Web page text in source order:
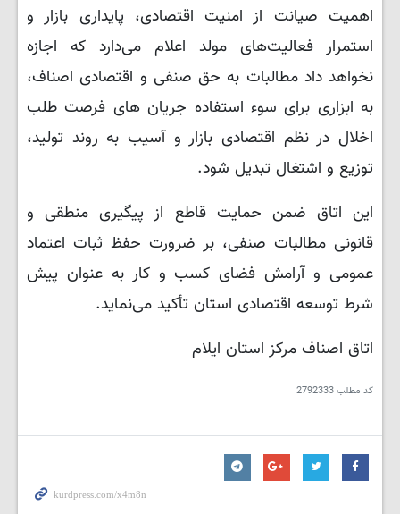
اهمیت صیانت از امنیت اقتصادی، پایداری بازار و
استمرار فعالیت‌های مولد اعلام می‌دارد که اجازه
نخواهد داد مطالبات به حق صنفی و اقتصادی اصناف،
به ابزاری برای سوء استفاده جریان های فرصت طلب
اخلال در نظم اقتصادی بازار و آسیب به روند تولید،
توزیع و اشتغال تبدیل شود.
این اتاق ضمن حمایت قاطع از پیگیری منطقی و
قانونی مطالبات صنفی، بر ضرورت حفظ ثبات اعتماد
عمومی و آرامش فضای کسب و کار به عنوان پیش
شرط توسعه اقتصادی استان تأکید می‌نماید.
اتاق اصناف مرکز استان ایلام
کد مطلب2792333